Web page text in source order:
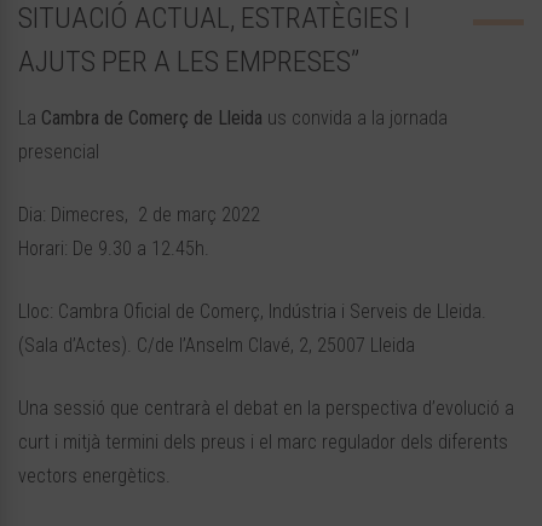
SITUACIÓ ACTUAL, ESTRATÈGIES I
AJUTS PER A LES EMPRESES”
La Cambra de Comerç de Lleida us convida a la jornada
presencial
Dia: Dimecres, 2 de març 2022
Horari: De 9.30 a 12.45h.
Lloc: Cambra Oficial de Comerç, Indústria i Serveis de Lleida.
(Sala d’Actes). C/de l’Anselm Clavé, 2, 25007 Lleida
Una sessió que centrarà el debat en la perspectiva d’evolució a
curt i mitjà termini dels preus i el marc regulador dels diferents
vectors energètics.